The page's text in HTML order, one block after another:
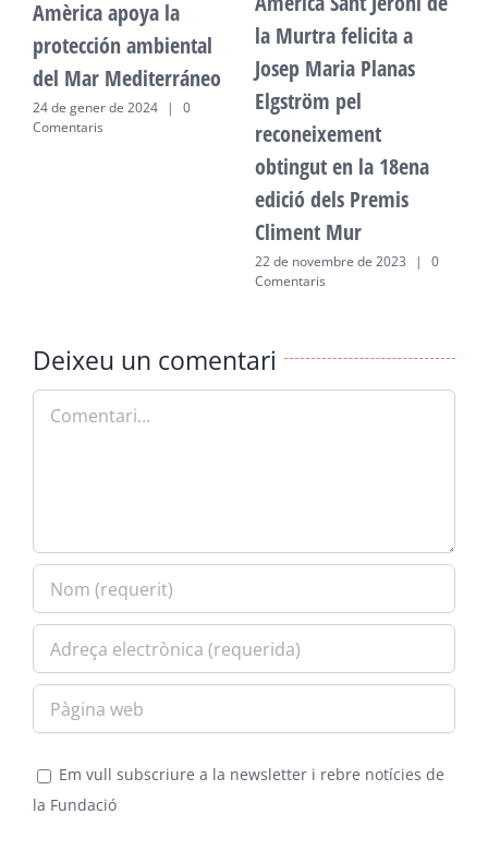
Amèrica apoya la
protección ambiental
del Mar Mediterráneo
24 de gener de 2024 |
0
Comentaris
la Murtra felicita a
Josep Maria Planas
Elgström pel
reconeixement
obtingut en la 18ena
edició dels Premis
Climent Mur
22 de novembre de 2023 |
0
Comentaris
Deixeu un comentari
Em vull subscriure a la newsletter i rebre notícies de
la Fundació